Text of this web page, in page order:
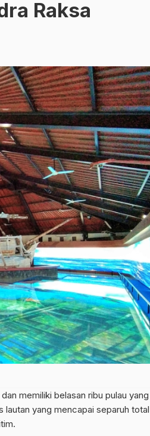
Raksa
memiliki belasan ribu pulau yang
lautan yang mencapai separuh total